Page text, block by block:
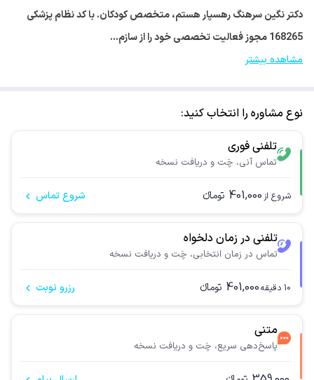
دکتر نگین سرهنگ رهسپار هستم، متخصص کودکان. با کد نظام پزشکی
168265 مجوز فعالیت تخصصی خود را از سازم…
مشاهده بیشتر
نوع مشاوره را انتخاب کنید:
تلفنی فوری
تماس آنی، چَت و دریافت نسخه
شروع از 401,000 تومانء شروع تماس
تلفنی در زمان دلخواه
تماس در زمان انتخابی، چَت و دریافت نسخه
10 دقیقه401,000 تومانء رزرو نوبت
متنی
پاسخ‌دهی سریع، چَت و دریافت نسخه